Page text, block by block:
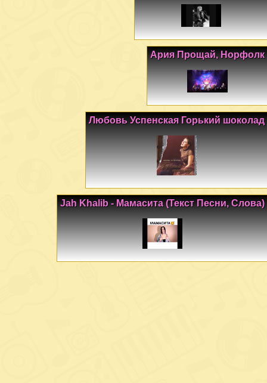
Ария Прощай, Норфолк
Любовь Успенская Горький шоколад
Jah Khalib - Мамасита (Текст Песни, Слова)